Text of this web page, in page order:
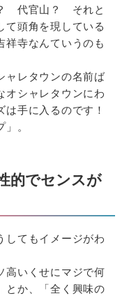
代官山？ それと
て頭角を現している
寺なんていうのも
ャレタウンの名前ば
オシャレタウンにわ
手に入るのです！
。
的でセンスが
してもイメージがわ
高いくせにマジで何
とか、「全く興味の